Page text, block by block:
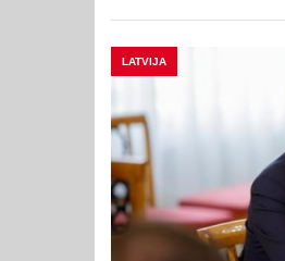
LATVIJA